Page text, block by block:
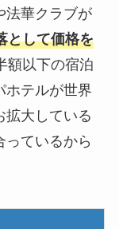
法華クラブが
として価格を
額以下の宿泊
ホテルが世界
拡大している
っているから